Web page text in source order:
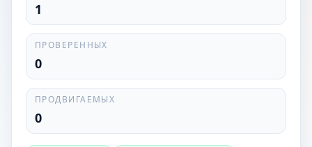
1
ПРОВЕРЕННЫХ
0
ПРОДВИГАЕМЫХ
0